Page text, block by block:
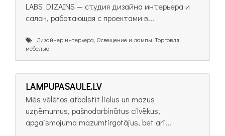
LABS DIZAINS — студия дизайна интерьера и
салон, работающая с проектами в...
Дизайнер интерьера, Освещение и лампы, Торговля
мебелью
LAMPUPASAULE.LV
Mēs vēlētos atbalstīt lielus un mazus
uzņēmumus, pašnodarbinātus cilvēkus,
apgaismojuma mazumtirgotājus, bet arī...